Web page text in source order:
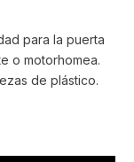
para la puerta
o motorhomea.
de plástico.